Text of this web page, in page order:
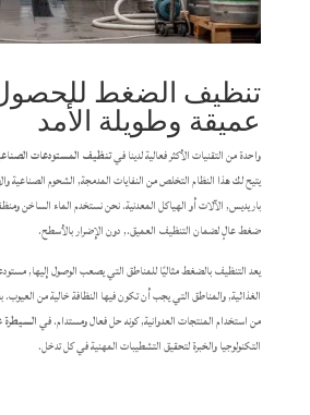
تنظيف الضغط
عميقة وطويلة الأمد
واحدة من التقنيات الأكثر فعالية لدينا فيتنظيف المستودعات
يتيح لك هذا النظام التخلص من النفايات المدمجة, الشحوم الصناعية
باريديس, الآلات أو الهياكل المعدنية. نحن نستخدم الماء الساخن
ضغط عالٍ لضمان التنظيف العميق., دون الإضرار بالأسطح.
يعد التنظيف بالضغط مثاليًا للمناطق التي يصعب الوصول إليها,
الغذائية, والمناطق التي يجب أن تكون فيها النظافة خالية من
من استخدام المنتجات العدوانية, كونه حل فعال ومستدام. في
التكنولوجيا والخبرة لتحقيق التشطيبات المهنية في كل تدخل.